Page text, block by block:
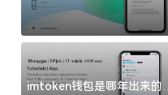
过来人告诉你门道
imtoken钱包是哪年出来的？